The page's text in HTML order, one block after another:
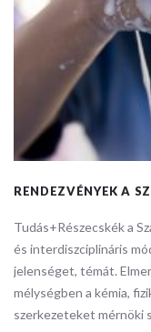
RENDEZVÉNYEK A
Tudás+Részecskék a
és interdiszciplináris
jelenséget, témát.
mélységben a kémia,
szerkezeteket mérnöki